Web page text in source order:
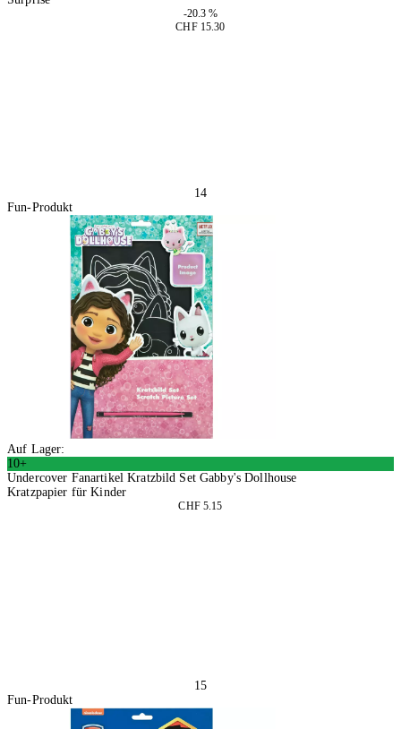
-20.3 %
CHF 15.30
14
Fun-Produkt
Auf Lager:
10+
Undercover Fanartikel Kratzbild Set Gabby's Dollhouse
Kratzpapier für Kinder
CHF 5.15
15
Fun-Produkt